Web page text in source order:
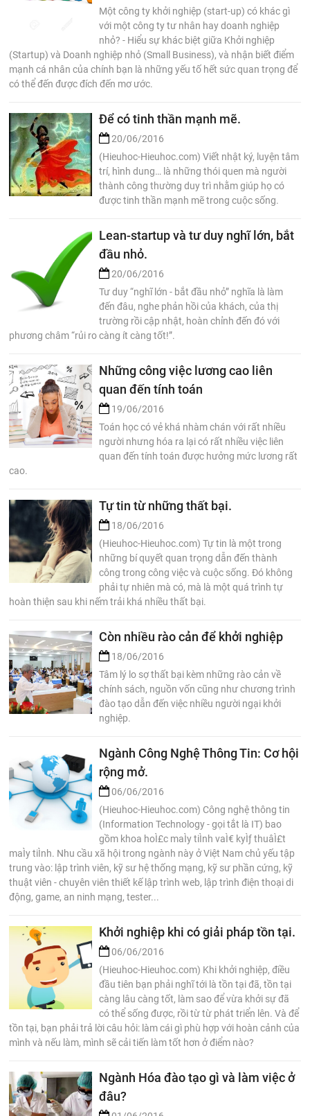
Một công ty khởi nghiệp (start-up) có khác gì
với một công ty tư nhân hay doanh nghiệp
nhỏ? - Hiểu sự khác biệt giữa Khởi nghiệp
(Startup) và Doanh nghiệp nhỏ (Small Business), và nhận biết điểm
mạnh cá nhân của chính bạn là những yếu tố hết sức quan trọng để
có thể đến được đích đến mơ ước.
Để có tinh thần mạnh mẽ.
20/06/2016
(Hieuhoc-Hieuhoc.com) Viết nhật ký, luyện tâm
trí, hình dung… là những thói quen mà người
thành công thường duy trì nhằm giúp họ có
được tinh thần mạnh mẽ trong cuộc sống.
Lean-startup và tư duy nghĩ lớn, bắt
đầu nhỏ.
20/06/2016
Tư duy “nghĩ lớn - bắt đầu nhỏ” nghĩa là làm
đến đâu, nghe phản hồi của khách, của thị
trường rồi cập nhật, hoàn chỉnh đến đó với
phương châm “rủi ro càng ít càng tốt!”.
Những công việc lương cao liên
quan đến tính toán
19/06/2016
Toán học có vẻ khá nhàm chán với rất nhiều
người nhưng hóa ra lại có rất nhiều việc liên
quan đến tính toán được hưởng mức lương rất
cao.
Tự tin từ những thất bại.
18/06/2016
(Hieuhoc-Hieuhoc.com) Tự tin là một trong
những bí quyết quan trọng dẫn đến thành
công trong công việc và cuộc sống. Đó không
phải tự nhiên mà có, mà là một quá trình tự
hoàn thiện sau khi nếm trải khá nhiều thất bại.
Còn nhiều rào cản để khởi nghiệp
18/06/2016
Tâm lý lo sợ thất bại kèm những rào cản về
chính sách, nguồn vốn cũng như chương trình
đào tạo dẫn đến việc nhiều người ngại khởi
nghiệp.
Ngành Công Nghệ Thông Tin: Cơ hội
rộng mở.
06/06/2016
(Hieuhoc-Hieuhoc.com) Công nghệ thông tin
(Information Technology - gọi tắt là IT) bao
gồm khoa hoÌ£c maÌy tiÌnh vaÌ€ kyÌƒ thuâÌ£t
maÌy tiÌnh. Nhu cầu xã hội trong ngành này ở Việt Nam chủ yếu tập
trung vào: lập trình viên, kỹ sư hệ thống mạng, kỹ sư phần cứng, kỹ
thuật viên - chuyên viên thiết kế lập trình web, lập trình điện thoại di
động, game, an ninh mạng, tester...
Khởi nghiệp khi có giải pháp tồn tại.
06/06/2016
(Hieuhoc-Hieuhoc.com) Khi khởi nghiệp, điều
đầu tiên bạn phải nghĩ tới là tồn tại đã, tồn tại
càng lâu càng tốt, làm sao để vừa khởi sự đã
có thể sống được, rồi từ từ phát triển lên. Và để
tồn tại, bạn phải trả lời câu hỏi: làm cái gì phù hợp với hoàn cảnh của
mình và nếu làm, mình sẽ cải tiến làm tốt hơn ở điểm nào?
Ngành Hóa đào tạo gì và làm việc ở
đâu?